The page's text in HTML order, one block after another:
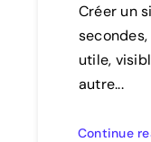
Créer un
secondes,
utile,
autre...
Continue